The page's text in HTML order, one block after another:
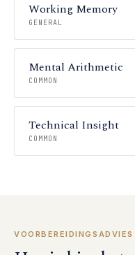
Working Memory
GENERAL
Mental Arithmetic
COMMON
Technical Insight
COMMON
VOORBEREIDINGSADVIES